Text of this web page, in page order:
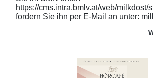
https://cms.intra.bmlv.at/web/milkdost/
fordern Sie ihn per E-Mail an unter: